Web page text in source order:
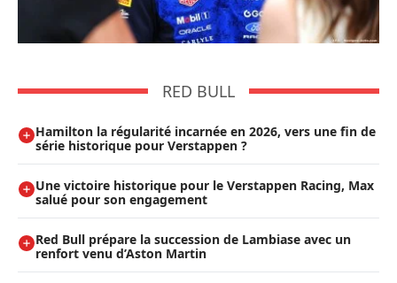
RED BULL
Hamilton la régularité incarnée en 2026, vers une fin de
série historique pour Verstappen ?
Une victoire historique pour le Verstappen Racing, Max
salué pour son engagement
Red Bull prépare la succession de Lambiase avec un
renfort venu d’Aston Martin